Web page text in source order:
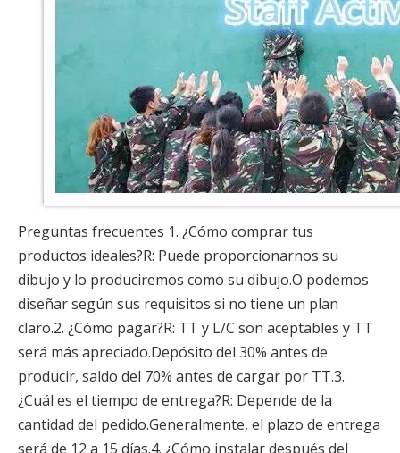
Preguntas frecuentes 1. ¿Cómo comprar tus
productos ideales?R: Puede proporcionarnos su
dibujo y lo produciremos como su dibujo.O podemos
diseñar según sus requisitos si no tiene un plan
claro.2. ¿Cómo pagar?R: TT y L/C son aceptables y TT
será más apreciado.Depósito del 30% antes de
producir, saldo del 70% antes de cargar por TT.3.
¿Cuál es el tiempo de entrega?R: Depende de la
cantidad del pedido.Generalmente, el plazo de entrega
será de 12 a 15 días.4. ¿Cómo instalar después del